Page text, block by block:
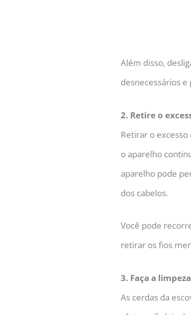
Além disso,
desnecessários
2. Retire o
Retirar o excesso
o aparelho
aparelho pode
dos cabelos.
Você pode
retirar os fios
3. Faça a
As cerdas da